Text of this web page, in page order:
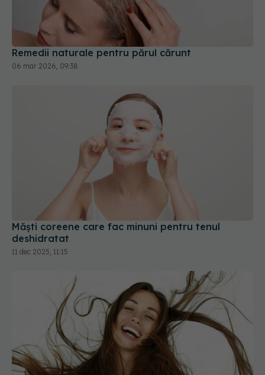
Remedii naturale pentru părul cărunt
06 mar 2026, 09:38
Măști coreene care fac minuni pentru tenul
deshidratat
11 dec 2025, 11:15